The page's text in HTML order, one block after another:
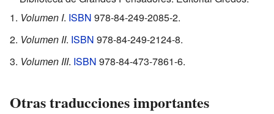
Volumen I. ISBN 978-84-249-2085-2.
Volumen II. ISBN 978-84-249-2124-8.
Volumen III. ISBN 978-84-473-7861-6.
Otras traducciones importantes